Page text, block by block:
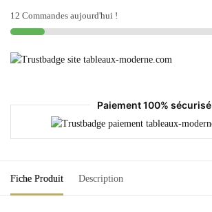
12 Commandes aujourd'hui !
Paiement 100% sécurisé
Fiche Produit Description